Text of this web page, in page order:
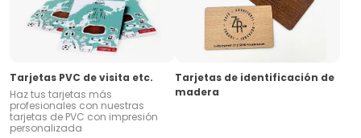
Tarjetas PVC de visita etc.
Haz tus tarjetas más
profesionales con nuestras
tarjetas de PVC con impresión
personalizada
Tarjetas de identificación de
madera